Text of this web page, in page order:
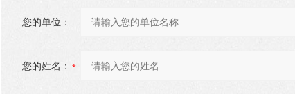
您的单位：
您的姓名：